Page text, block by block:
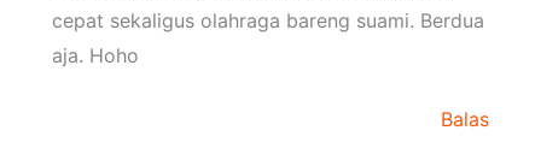
cepat sekaligus olahraga bareng suami. Berdua
aja. Hoho
Balas